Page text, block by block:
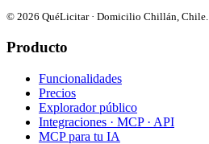
© 2026 QuéLicitar · Domicilio Chillán, Chile.
Producto
Funcionalidades
Precios
Explorador público
Integraciones · MCP · API
MCP para tu IA